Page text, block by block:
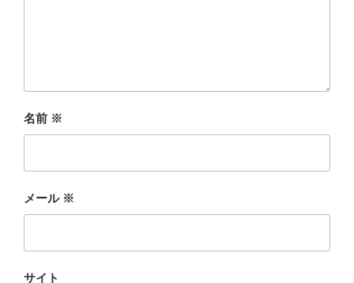
名前 ※
メール ※
サイト